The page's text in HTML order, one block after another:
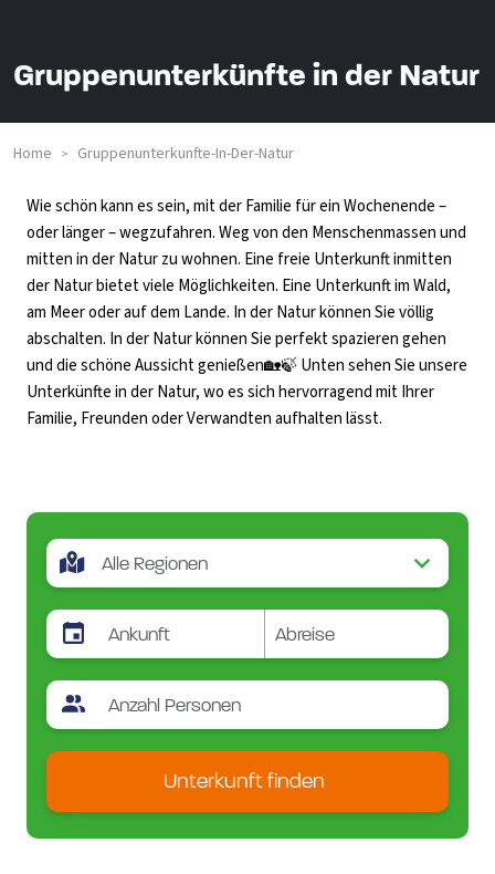
Gruppenunterkünfte in der Natur
Home > Gruppenunterkunfte-In-Der-Natur
Wie schön kann es sein, mit der Familie für ein Wochenende –
oder länger – wegzufahren. Weg von den Menschenmassen und
mitten in der Natur zu wohnen. Eine freie Unterkunft inmitten
der Natur bietet viele Möglichkeiten. Eine Unterkunft im Wald,
am Meer oder auf dem Lande. In der Natur können Sie völlig
abschalten. In der Natur können Sie perfekt spazieren gehen
und die schöne Aussicht genießen🏡🍃 Unten sehen Sie unsere
Unterkünfte in der Natur, wo es sich hervorragend mit Ihrer
Familie, Freunden oder Verwandten aufhalten lässt.
Unterkunft finden